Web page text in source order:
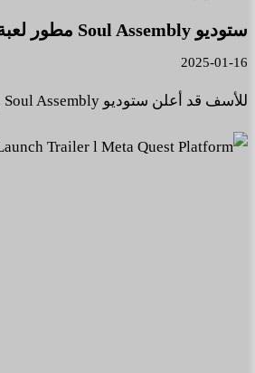
ستوديو Soul Assembly مطور لعبة Just Dance VR يقوم بتقليص العمالة في الشركة.
2025-01-16
للأسف قد أعلن ستوديو Soul Assembly وهو المطور لبعض الألعاب الشهيرة مثل Just Dance VR عن تسريحه لبعض العاملين مؤخرا.